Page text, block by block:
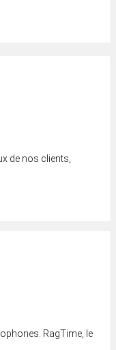
de nos clients,
RagTime, le